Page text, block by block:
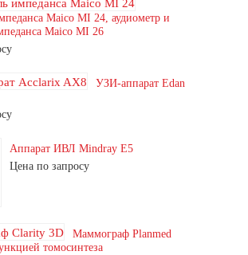
Maico MI 24, аудиометр и
Maico MI 26
УЗИ-аппарат Edan
Аппарат ИВЛ Mindray E5
Цена по запросу
Маммограф Planmed
томосинтеза